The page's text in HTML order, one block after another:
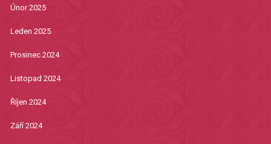
Únor 2025
Leden 2025
Prosinec 2024
Listopad 2024
Říjen 2024
Září 2024